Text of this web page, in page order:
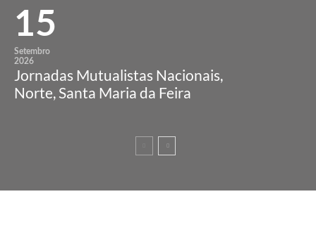
15
Setembro
2026
Jornadas Mutualistas Nacionais,
Norte, Santa Maria da Feira